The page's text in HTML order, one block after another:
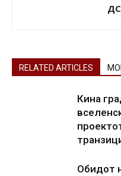
RELATED ARTICLES
Кина
Обидот